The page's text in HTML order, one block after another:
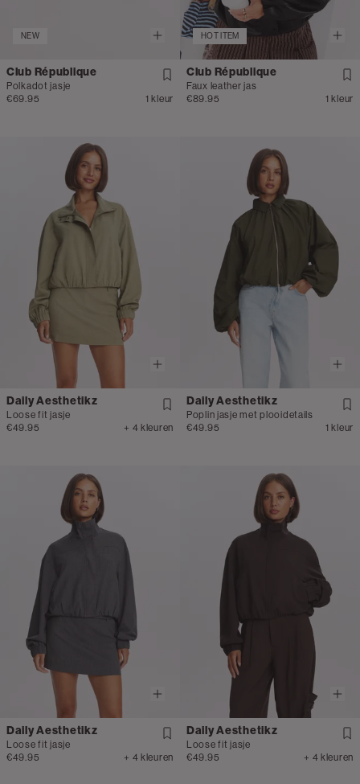
NEW
Club République
Polkadot jasje
€69.95
1 kleur
HOT ITEM
Club République
Faux leather jas
€89.95
1 kleur
Daily Aesthetikz
Loose fit jasje
€49.95
+ 4 kleuren
Daily Aesthetikz
Poplin jasje met plooidetails
€49.95
1 kleur
Daily Aesthetikz
Loose fit jasje
€49.95
+ 4 kleuren
Daily Aesthetikz
Loose fit jasje
€49.95
+ 4 kleuren